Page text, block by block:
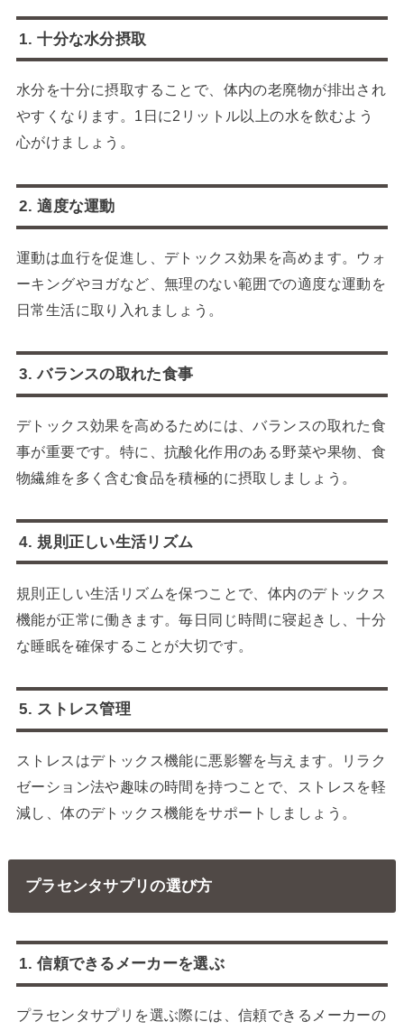
1. 十分な水分摂取
水分を十分に摂取することで、体内の老廃物が排出され
やすくなります。1日に2リットル以上の水を飲むよう
心がけましょう。
2. 適度な運動
運動は血行を促進し、デトックス効果を高めます。ウォ
ーキングやヨガなど、無理のない範囲での適度な運動を
日常生活に取り入れましょう。
3. バランスの取れた食事
デトックス効果を高めるためには、バランスの取れた食
事が重要です。特に、抗酸化作用のある野菜や果物、食
物繊維を多く含む食品を積極的に摂取しましょう。
4. 規則正しい生活リズム
規則正しい生活リズムを保つことで、体内のデトックス
機能が正常に働きます。毎日同じ時間に寝起きし、十分
な睡眠を確保することが大切です。
5. ストレス管理
ストレスはデトックス機能に悪影響を与えます。リラク
ゼーション法や趣味の時間を持つことで、ストレスを軽
減し、体のデトックス機能をサポートしましょう。
プラセンタサプリの選び方
1. 信頼できるメーカーを選ぶ
プラセンタサプリを選ぶ際には、信頼できるメーカーの